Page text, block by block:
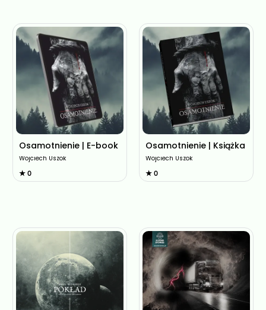
Osamotnienie | E-book
Wojciech Uszok
★ 0
Osamotnienie | Książka
Wojciech Uszok
★ 0